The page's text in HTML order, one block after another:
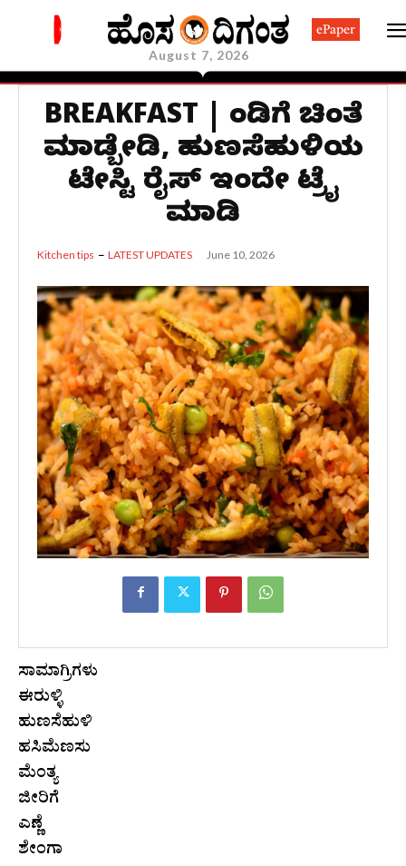
August 7, 2026
ePaper
BREAKFAST | ತಿಂಡಿಗೆ ಚಿಂತೆ
ಮಾಡ್ಬೇಡಿ, ಹುಣಸೆಹುಳಿಯ
ಟೇಸ್ಟಿ ರೈಸ್‌ ಇಂದೇ ಟ್ರೈ
ಮಾಡಿ
Kitchen tips LATEST UPDATES June 10, 2026
ಸಾಮಾಗ್ರಿಗಳು
ಈರುಳ್ಳಿ
ಹುಣಸೆಹುಳಿ
ಹಸಿಮೆಣಸು
ಮೆಂತ್ಯ
ಜೀರಿಗೆ
ಎಣ್ಣೆ
ಶೇಂಗಾ